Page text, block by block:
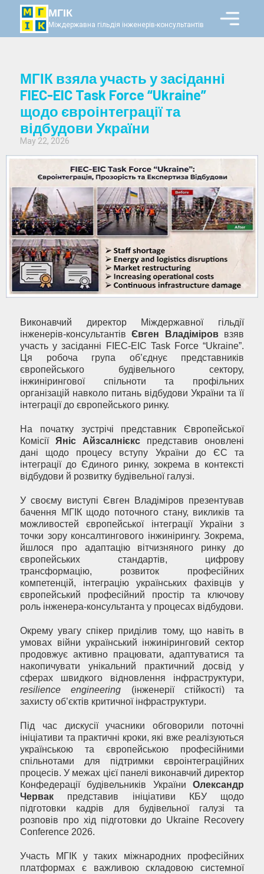
МГІК
Міждержавна гільдія інженерів-консультантів
МГІК взяла участь у засіданні
FIEC-EIC Task Force “Ukraine”
щодо євроінтеграції та
відбудови України
May 22, 2026
Виконавчий директор Міждержавної гільдії
інженерів-консультантівЄвген Владіміроввзяв
участь у засіданні FIEC-EIC Task Force “Ukraine”.
Ця робоча група об’єднує представників
європейського будівельного сектору,
інжинірингової спільноти та профільних
організацій навколо питань відбудови України та її
інтеграції до європейського ринку.
На початку зустрічі представник Європейської
Комісії Яніс Айзсалнієкс представив оновлені
дані щодо процесу вступу України до ЄС та
інтеграції до Єдиного ринку, зокрема в контексті
відбудови й розвитку будівельної галузі.
У своєму виступі Євген Владіміров презентував
бачення МГІК щодо поточного стану, викликів та
можливостей європейської інтеграції України з
точки зору консалтингового інжинірингу. Зокрема,
йшлося про адаптацію вітчизняного ринку до
європейських стандартів, цифрову
трансформацію, розвиток професійних
компетенцій, інтеграцію українських фахівців у
європейський професійний простір та ключову
роль інженера-консультанта у процесах відбудови.
Окрему увагу спікер приділив тому, що навіть в
умовах війни український інжиніринговий сектор
продовжує активно працювати, адаптуватися та
накопичувати унікальний практичний досвід у
сферах швидкого відновлення інфраструктури,
resilience engineering (інженерії стійкості) та
захисту об’єктів критичної інфраструктури.
Під час дискусії учасники обговорили поточні
ініціативи та практичні кроки, які вже реалізуються
українською та європейською професійними
спільнотами для підтримки євроінтеграційних
процесів. У межах цієї панелі виконавчий директор
Конфедерації будівельників України Олександр
Червак представив ініціативи КБУ щодо
підготовки кадрів для будівельної галузі та
розповів про хід підготовки до Ukraine Recovery
Conference 2026.
Участь МГІК у таких міжнародних професійних
платформах є важливою складовою системної